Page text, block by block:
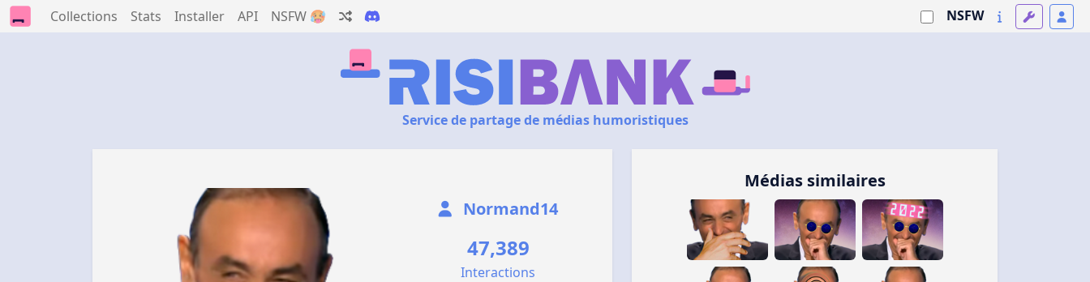
Collections Stats Installer API NSFW 🥵 NSFW
Service de partage de médias humoristiques
Normand14
47,389
Interactions
Médias similaires